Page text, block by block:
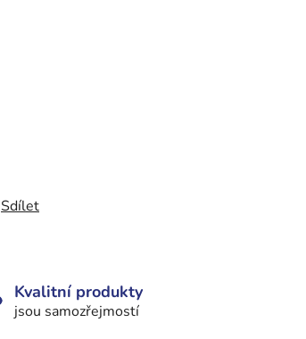
Sdílet
Kvalitní produkty
jsou samozřejmostí